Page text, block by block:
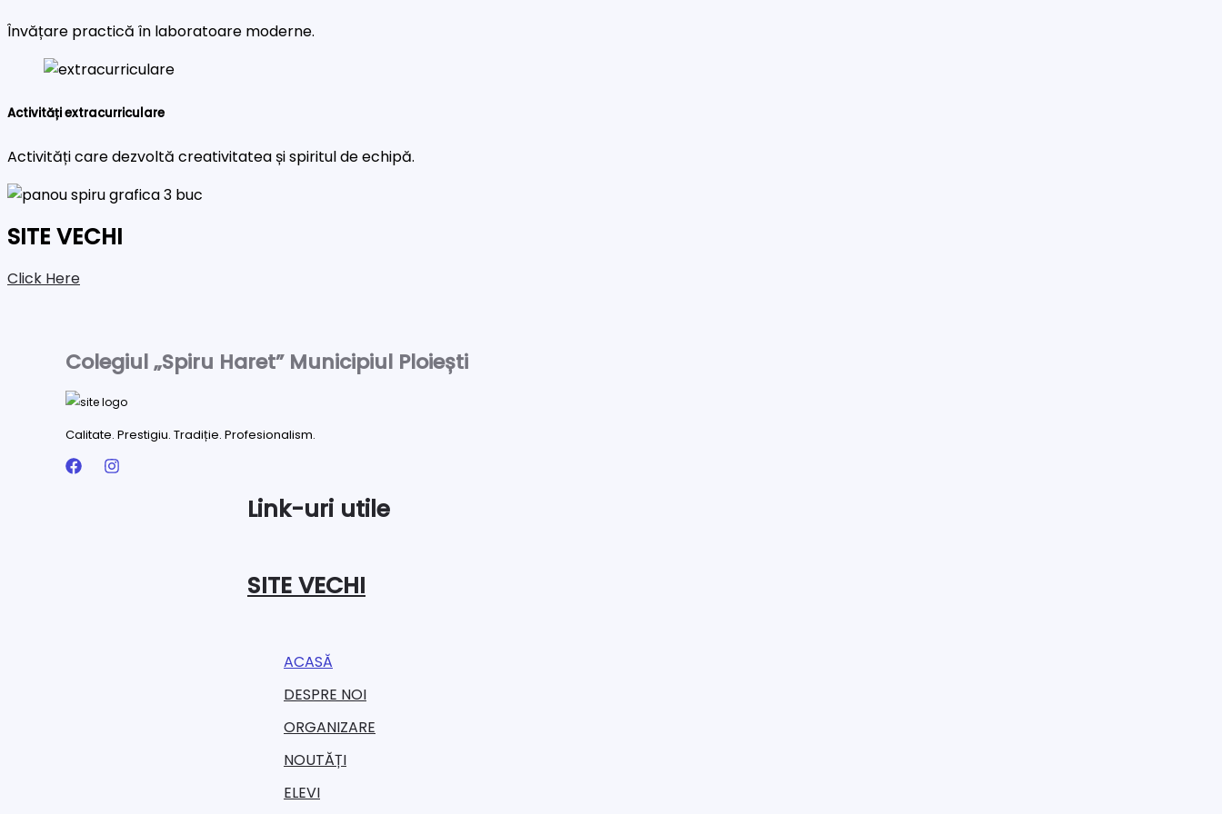
Învățare practică în laboratoare moderne.
Activități extracurriculare
Activități care dezvoltă creativitatea și spiritul de echipă.
SITE VECHI
Click Here
Colegiul „Spiru Haret” Municipiul Ploiești
Calitate. Prestigiu. Tradiție. Profesionalism.
Link-uri utile
SITE VECHI
ACASĂ
DESPRE NOI
ORGANIZARE​
NOUTĂȚI
ELEVI